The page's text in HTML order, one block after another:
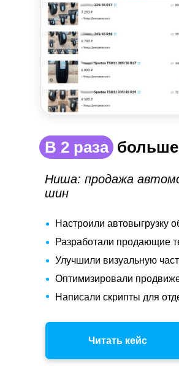
В 2 раза |
Настроили автовыгрузку
Разработали продающие
Улучшили визуальную
Оптимизировали
Написали скрипты для
Ниша: продажа
шин
Читать кейс